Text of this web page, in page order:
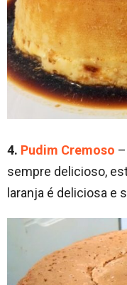
4. Pudim Cremoso
sempre delicioso,
laranja é deliciosa e